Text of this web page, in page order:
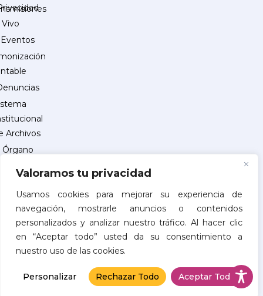
Valoramos tu privacidad
Usamos cookies para mejorar su experiencia de
navegación, mostrarle anuncios o contenidos
personalizados y analizar nuestro tráfico. Al hacer clic
en “Aceptar todo” usted da su consentimiento a
nuestro uso de las cookies.
Personalizar Rechazar Todo Aceptar Todo
Eventos
Archivos
Órgano
Control
INSCRIPCIÓN
PROVEEDORES